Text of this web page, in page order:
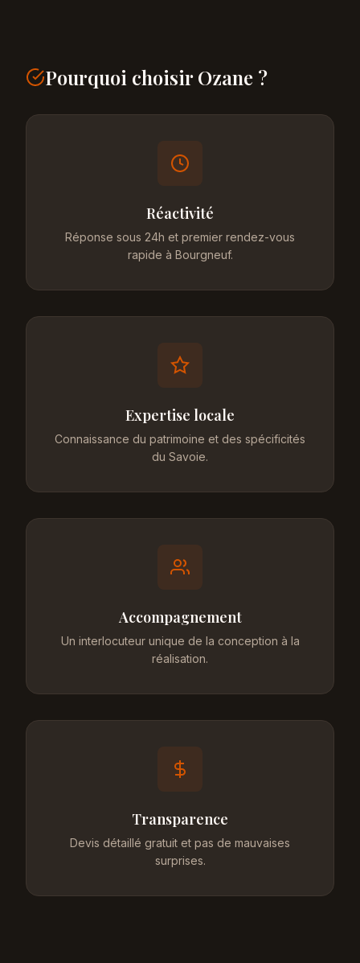
Pourquoi choisir Ozane ?
Réactivité
Réponse sous 24h et premier rendez-vous
rapide à Bourgneuf.
Expertise locale
Connaissance du patrimoine et des spécificités
du Savoie.
Accompagnement
Un interlocuteur unique de la conception à la
réalisation.
Transparence
Devis détaillé gratuit et pas de mauvaises
surprises.